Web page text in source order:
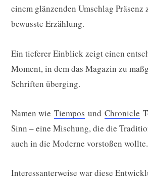
einem glänzenden Umschlag
bewusste Erzählung.
Ein tieferer Einblick zeigt einen
Moment, in dem das Magazin zu
Schriften überging.
Namen wie Tiempos und Chronicle
Sinn – eine Mischung, die die
auch in die Moderne vorstoßen wollte.
Interessanterweise war diese